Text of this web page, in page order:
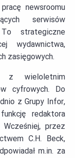
newsroomu
serwisów
strategiczne
wydawnictwa,
zasięgowych.
z wieloletnim
cyfrowych. Do
z Grupy Infor,
redaktora
Wcześniej, przez
C.H. Beck,
m.in. za